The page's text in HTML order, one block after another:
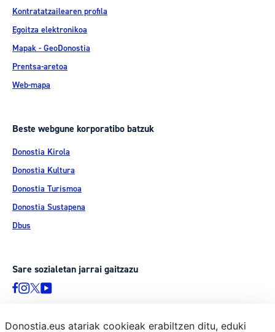
Kontratatzailearen profila
Egoitza elektronikoa
Mapak - GeoDonostia
Prentsa-aretoa
Web-mapa
Beste webgune korporatibo batzuk
Donostia Kirola
Donostia Kultura
Donostia Turismoa
Donostia Sustapena
Dbus
Sare sozialetan jarrai gaitzazu
Donostia.eus atariak cookieak erabiltzen ditu, eduki